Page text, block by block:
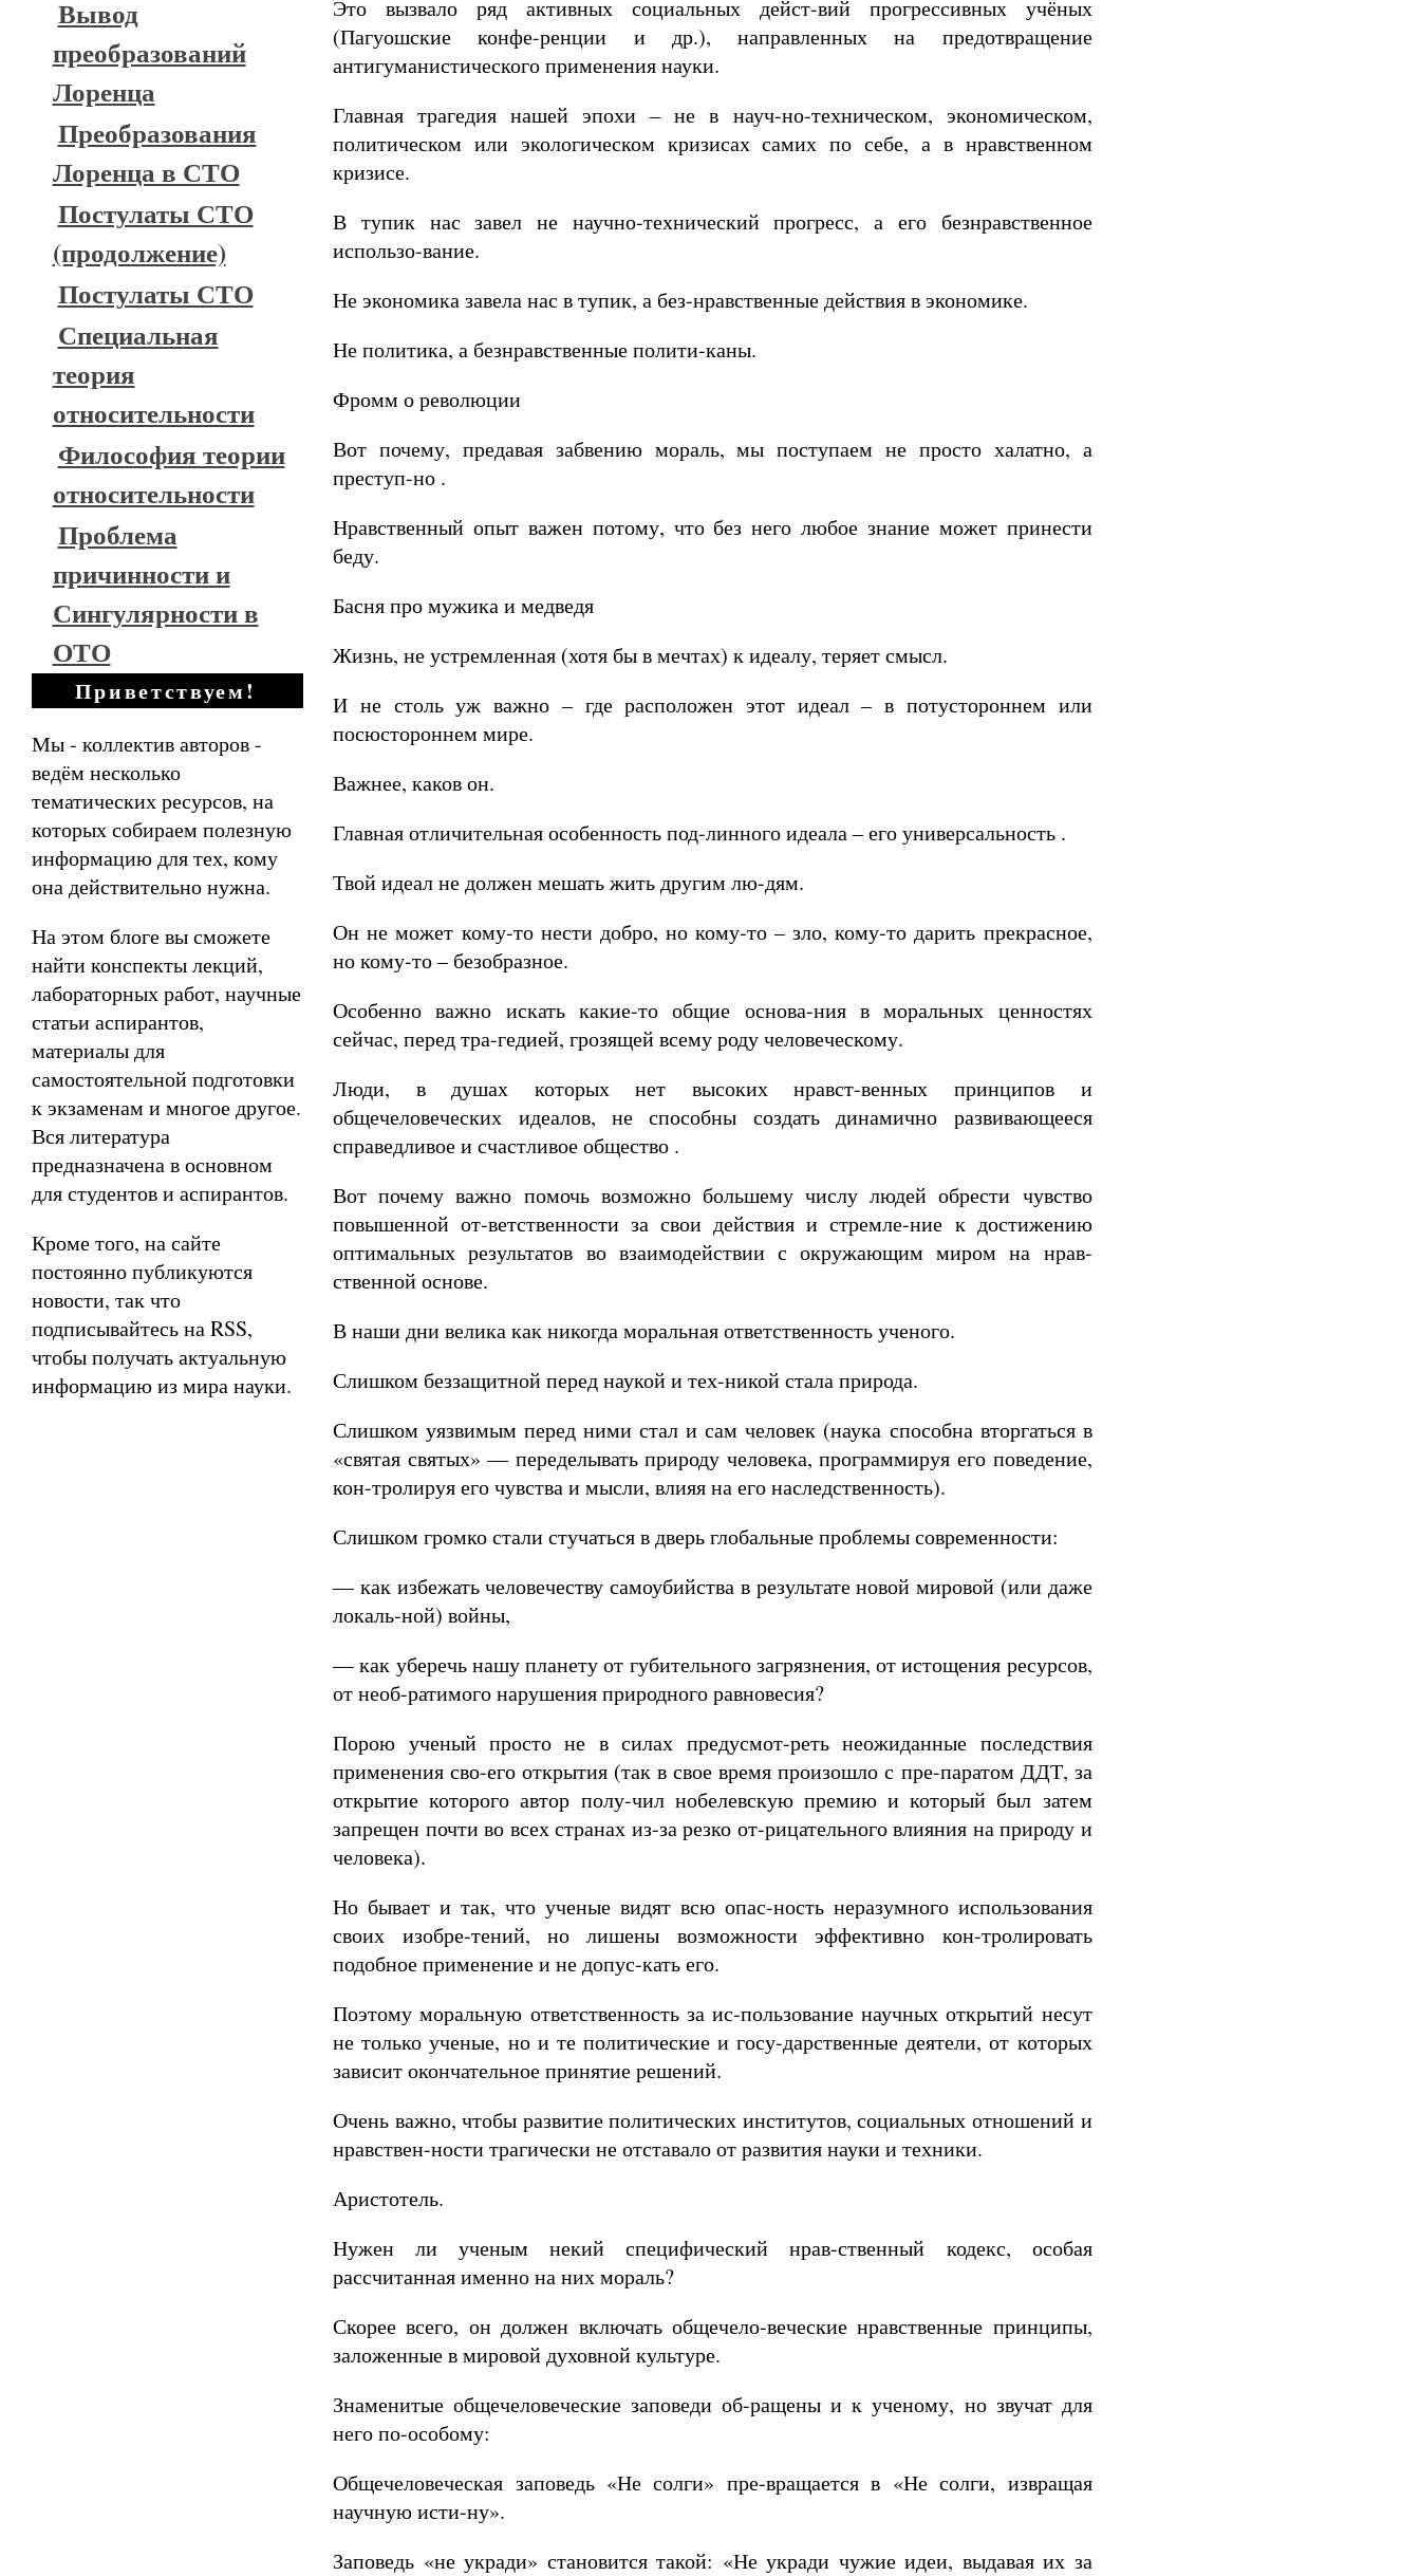
Вывод
преобразований
Лоренца
Преобразования
Лоренца в СТО
Постулаты СТО
(продолжение)
Постулаты СТО
Специальная
теория
относительности
Философия теории
относительности
Проблема
причинности и
Сингулярности в
ОТО
Приветствуем!
Мы - коллектив авторов -
ведём несколько
тематических ресурсов, на
которых собираем полезную
информацию для тех, кому
она действительно нужна.
На этом блоге вы сможете
найти конспекты лекций,
лабораторных работ, научные
статьи аспирантов,
материалы для
самостоятельной подготовки
к экзаменам и многое другое.
Вся литература
предназначена в основном
для студентов и аспирантов.
Кроме того, на сайте
постоянно публикуются
новости, так что
подписывайтесь на RSS,
чтобы получать актуальную
информацию из мира науки.
Это вызвало ряд активных социальных дейст-вий прогрессивных учёных
(Пагуошские конфе-ренции и др.), направленных на предотвращение
антигуманистического применения науки.
Главная трагедия нашей эпохи – не в науч-но-техническом, экономическом,
политическом или экологическом кризисах самих по себе, а в нравственном
кризисе.
В тупик нас завел не научно-технический прогресс, а его безнравственное
использо-вание.
Не экономика завела нас в тупик, а без-нравственные действия в экономике.
Не политика, а безнравственные полити-каны.
Фромм о революции
Вот почему, предавая забвению мораль, мы поступаем не просто халатно, а
преступ-но .
Нравственный опыт важен потому, что без него любое знание может принести
беду.
Басня про мужика и медведя
Жизнь, не устремленная (хотя бы в мечтах) к идеалу, теряет смысл.
И не столь уж важно – где расположен этот идеал – в потустороннем или
посюстороннем мире.
Важнее, каков он.
Главная отличительная особенность под-линного идеала – его универсальность .
Твой идеал не должен мешать жить другим лю-дям.
Он не может кому-то нести добро, но кому-то – зло, кому-то дарить прекрасное,
но кому-то – безобразное.
Особенно важно искать какие-то общие основа-ния в моральных ценностях
сейчас, перед тра-гедией, грозящей всему роду человеческому.
Люди, в душах которых нет высоких нравст-венных принципов и
общечеловеческих идеалов, не способны создать динамично развивающееся
справедливое и счастливое общество .
Вот почему важно помочь возможно большему числу людей обрести чувство
повышенной от-ветственности за свои действия и стремле-ние к достижению
оптимальных результатов во взаимодействии с окружающим миром на нрав-
ственной основе.
В наши дни велика как никогда моральная ответственность ученого.
Слишком беззащитной перед наукой и тех-никой стала природа.
Слишком уязвимым перед ними стал и сам человек (наука способна вторгаться в
«святая святых» — переделывать природу человека, программируя его поведение,
кон-тролируя его чувства и мысли, влияя на его наследственность).
Слишком громко стали стучаться в дверь глобальные проблемы современности:
— как избежать человечеству самоубийства в результате новой мировой (или даже
локаль-ной) войны,
— как уберечь нашу планету от губительного загрязнения, от истощения ресурсов,
от необ-ратимого нарушения природного равновесия?
Порою ученый просто не в силах предусмот-реть неожиданные последствия
применения сво-его открытия (так в свое время произошло с пре-паратом ДДТ, за
открытие которого автор полу-чил нобелевскую премию и который был затем
запрещен почти во всех странах из-за резко от-рицательного влияния на природу и
человека).
Но бывает и так, что ученые видят всю опас-ность неразумного использования
своих изобре-тений, но лишены возможности эффективно кон-тролировать
подобное применение и не допус-кать его.
Поэтому моральную ответственность за ис-пользование научных открытий несут
не только ученые, но и те политические и госу-дарственные деятели, от которых
зависит окончательное принятие решений.
Очень важно, чтобы развитие политических институтов, социальных отношений и
нравствен-ности трагически не отставало от развития науки и техники.
Аристотель.
Нужен ли ученым некий специфический нрав-ственный кодекс, особая
рассчитанная именно на них мораль?
Скорее всего, он должен включать общечело-веческие нравственные принципы,
заложенные в мировой духовной культуре.
Знаменитые общечеловеческие заповеди об-ращены и к ученому, но звучат для
него по-особому:
Общечеловеческая заповедь «Не солги» пре-вращается в «Не солги, извращая
научную исти-ну».
Заповедь «не укради» становится такой: «Не укради чужие идеи, выдавая их за